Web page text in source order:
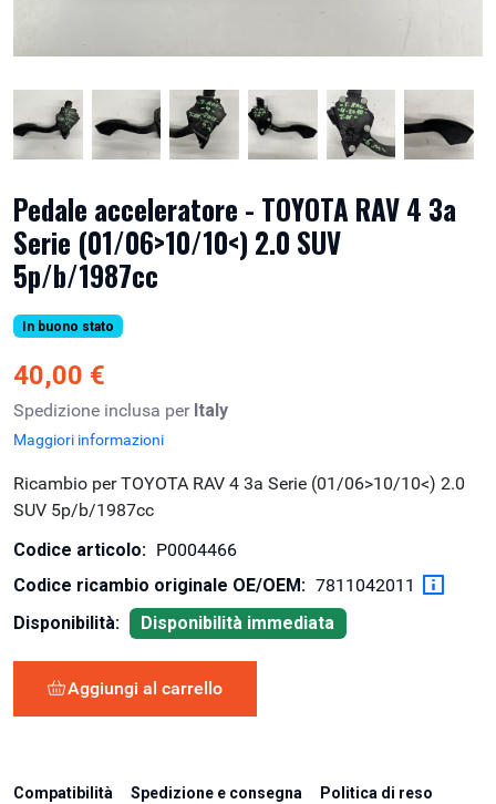
Pedale acceleratore - TOYOTA RAV 4 3a
Serie (01/06>10/10<) 2.0 SUV
5p/b/1987cc
In buono stato
40,00 €
Spedizione inclusa per Italy
Maggiori informazioni
Ricambio per TOYOTA RAV 4 3a Serie (01/06>10/10<) 2.0
SUV 5p/b/1987cc
Codice articolo: P0004466
Codice ricambio originale OE/OEM: 7811042011
Disponibilità:
Disponibilità immediata
Aggiungi al carrello
Compatibilità Spedizione e consegna Politica di reso